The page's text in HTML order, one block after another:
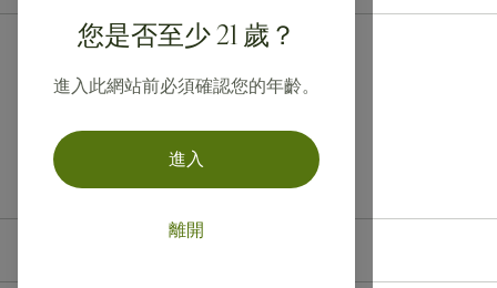
您是否至少 21 歲？
進入此網站前必須確認您的年齡。
進入
離開